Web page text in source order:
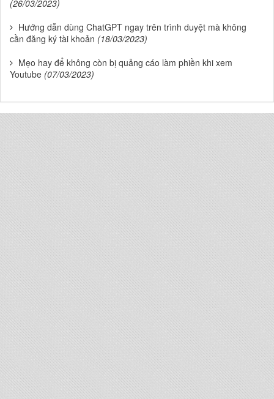
(26/03/2023)
Hướng dẫn dùng ChatGPT ngay trên trình duyệt mà không
cần đăng ký tài khoản (18/03/2023)
Mẹo hay để không còn bị quảng cáo làm phiền khi xem
Youtube (07/03/2023)